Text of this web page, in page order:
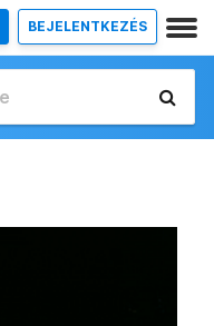
BEJELENTKEZÉS